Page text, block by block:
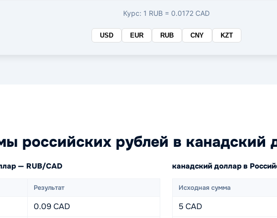
Курс: 1 RUB = 0.0172 CAD
USD EUR RUB CNY KZT
российских рублей в канадский
— RUB/CAD
Результат
0.09 CAD
канадский доллар в
Исходная сумма
5 CAD